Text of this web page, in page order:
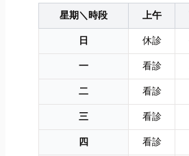
星期＼時段 上午
日
休診
一
看診
二
看診
三
看診
四
看診